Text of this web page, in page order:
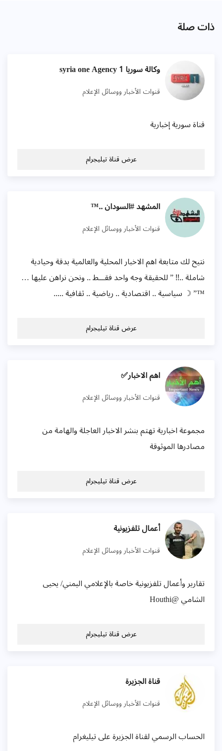
ذات صلة
وكالة سوريا 1 syria one Agency
قنوات الأخبار ووسائل الإعلام
قناة سورية إخبارية
عرض قناة تيليجرام
المشهد #السودان ..™
قنوات الأخبار ووسائل الإعلام
نتيح لك متابعة اهم الاخبار المحلية والعالمية بدقة وحيادية
شاملة ..!! ” للحقيقة وجه واحد فقـــط .. ونحن نراهن عليها …
™” ☽ سياسية .. اقتصادية .. رياضية .. ثقافية .....
عرض قناة تيليجرام
اهم الاخبار✅
قنوات الأخبار ووسائل الإعلام
مجموعة اخبارية تهتم بنشر الاخبار العاجلة والهامة من
مصادرها الموثوقة
عرض قناة تيليجرام
أعمال تلفزيونية
قنوات الأخبار ووسائل الإعلام
تقارير وأعمال تلفزيونية خاصة بالإعلامي اليمني/ يحيى
الشامي @Houthi
عرض قناة تيليجرام
قناة الجزيرة
قنوات الأخبار ووسائل الإعلام
الحساب الرسمي لقناة الجزيرة على تيليغرام